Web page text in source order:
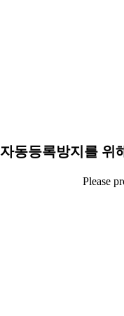
자동등록방지를 위
Please